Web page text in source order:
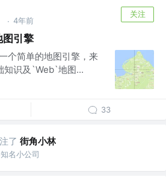
· 4年前
关注
图引擎
个简单的地图引擎，来
知识及`Web`地图...
33
了 街角小林
名小公司